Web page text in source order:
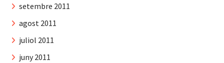
setembre 2011
agost 2011
juliol 2011
juny 2011